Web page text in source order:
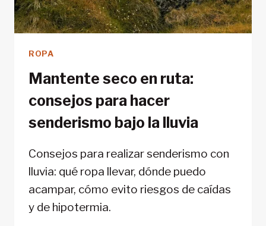
ROPA
Mantente seco en ruta:
consejos para hacer
senderismo bajo la lluvia
Consejos para realizar senderismo con
lluvia: qué ropa llevar, dónde puedo
acampar, cómo evito riesgos de caídas
y de hipotermia.